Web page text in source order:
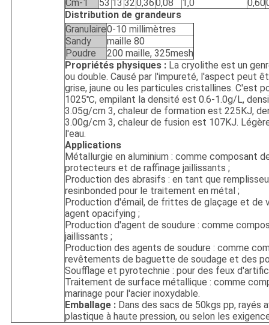
Cm-1 53 13 320,360,08 1,0 0,60
Distribution de grandeurs
Granulaire0-10 millimètres
Sandy
maille 80
Poudre
200 maille, 325mesh
Propriétés physiques :La cryolithe est un
ou double. Causé par l'impureté, l'aspect peut
grise, jaune ou les particules cristallines. C'est
1025℃, empilant la densité est 0.6-1.0g/L,
3.05g/cm 3, chaleur de formation est 225KJ,
3.00g/cm 3, chaleur de fusion est 107KJ.
l'eau.
Applications
Métallurgie en aluminium : comme composant
protecteurs et de raffinage jaillissants ;
Production des abrasifs : en tant que
resinbonded pour le traitement en métal ;
Production d'émail, de frittes de glaçage et de
agent opacifying ;
Production d'agent de soudure : comme
jaillissants ;
Production des agents de soudure : comme
revêtements de baguette de soudage et des
Soufflage et pyrotechnie : pour des feux
Traitement de surface métallique : comme
marinage pour l'acier inoxydable.
Emballage :Dans des sacs de 50kgs pp, rayés
plastique à haute pression, ou selon les